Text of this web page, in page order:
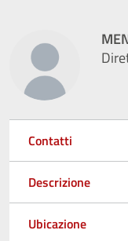
Contatti
Descrizione
Ubicazione